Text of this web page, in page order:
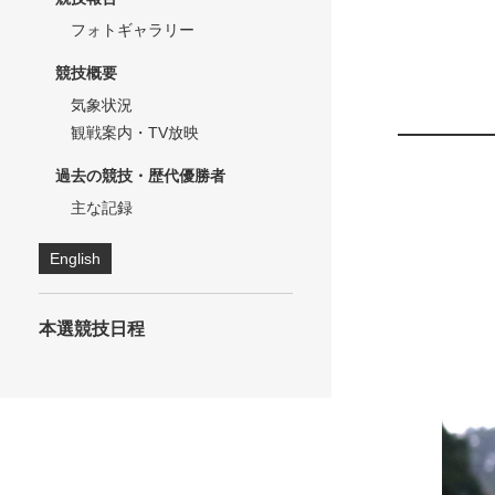
フォトギャラリー
競技概要
気象状況
観戦案内・TV放映
過去の競技・歴代優勝者
主な記録
English
本選競技日程